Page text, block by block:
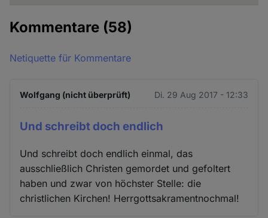
Kommentare (58)
Netiquette für Kommentare
Wolfgang (nicht überprüft) Di. 29 Aug 2017 - 12:33
Und schreibt doch endlich
Und schreibt doch endlich einmal, das
ausschließlich Christen gemordet und gefoltert
haben und zwar von höchster Stelle: die
christlichen Kirchen! Herrgottsakramentnochmal!